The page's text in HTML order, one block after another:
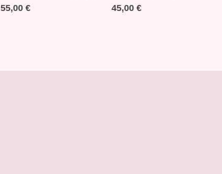
55,00€ 45,00 €